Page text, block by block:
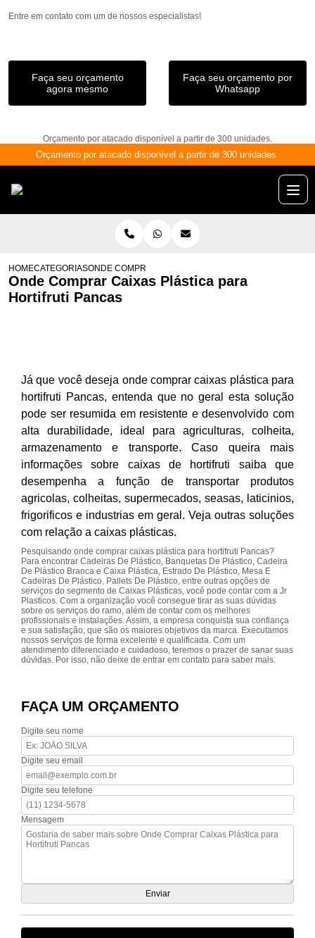
Entre em contato com um de nossos especialistas!
Faça seu orçamento
agora mesmo
Faça seu orçamento por
Whatsapp
Orçamento por atacado disponível a partir de 300 unidades.
Orçamento por atacado disponível a partir de 300 unidades.
HOMECATEGORIASONDE COMPRAR CAIXAS PLÁSTICA PARA HORTIFRUTI
Onde Comprar Caixas Plástica para
Hortifruti Pancas
Já que você deseja onde comprar caixas plástica para
hortifruti Pancas, entenda que no geral esta solução
pode ser resumida em resistente e desenvolvido com
alta durabilidade, ideal para agriculturas, colheita,
armazenamento e transporte. Caso queira mais
informações sobre caixas de hortifruti saiba que
desempenha a função de transportar produtos
agricolas, colheitas, supermecados, seasas, laticinios,
frigorificos e industrias em geral. Veja outras soluções
com relação a caixas plásticas.
Pesquisando onde comprar caixas plástica para hortifruti Pancas?
Para encontrar Cadeiras De Plástico, Banquetas De Plástico, Cadeira
De Plástico Branca e Caixa Plástica, Estrado De Plástico, Mesa E
Cadeiras De Plástico, Pallets De Plástico, entre outras opções de
serviços do segmento de Caixas Plásticas, você pode contar com a Jr
Plasticos. Com a organização você consegue tirar as suas dúvidas
sobre os serviços do ramo, além de contar com os melhores
profissionais e instalações. Assim, a empresa conquista sua confiança
e sua satisfação, que são os maiores objetivos da marca. Executamos
nossos serviços de forma excelente e qualificada. Com um
atendimento diferenciado e cuidadoso, teremos o prazer de sanar suas
dúvidas. Por isso, não deixe de entrar em contato para saber mais.
FAÇA UM ORÇAMENTO
Digite seu nome
Digite seu email
Digite seu telefone
Mensagem